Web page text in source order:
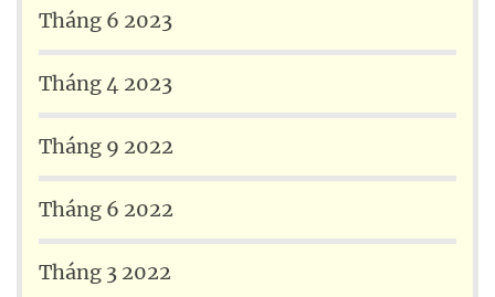
Tháng 6 2023
Tháng 4 2023
Tháng 9 2022
Tháng 6 2022
Tháng 3 2022